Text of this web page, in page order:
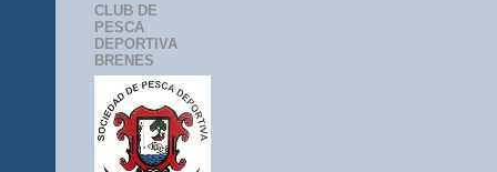
CLUB DE
PESCA
DEPORTIVA
BRENES